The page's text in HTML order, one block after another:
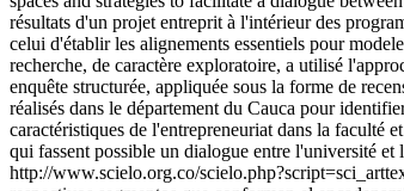
résultats d'un projet entreprit à l'intérieur des
celui d'établir les alignements essentiels pour
recherche, de caractère exploratoire, a utilisé
enquête structurée, appliquée sous la forme de
réalisés dans le département du Cauca pour
caractéristiques de l'entrepreneuriat dans la faculté
qui fassent possible un dialogue entre l'université
http://www.scielo.org.co/